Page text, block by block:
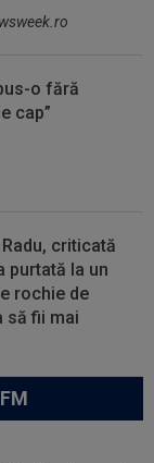
o fără
cap”
Radu, criticată
purtată la un
rochie de
să fii mai